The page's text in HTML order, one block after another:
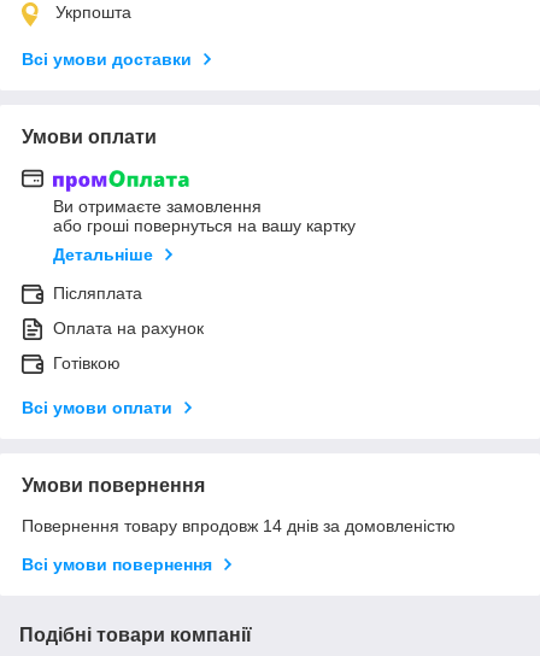
Укрпошта
Всі умови доставки
Умови оплати
Ви отримаєте замовлення
або гроші повернуться на вашу картку
Детальніше
Післяплата
Оплата на рахунок
Готівкою
Всі умови оплати
Умови повернення
Повернення товару впродовж 14 днів за домовленістю
Всі умови повернення
Подібні товари компанії